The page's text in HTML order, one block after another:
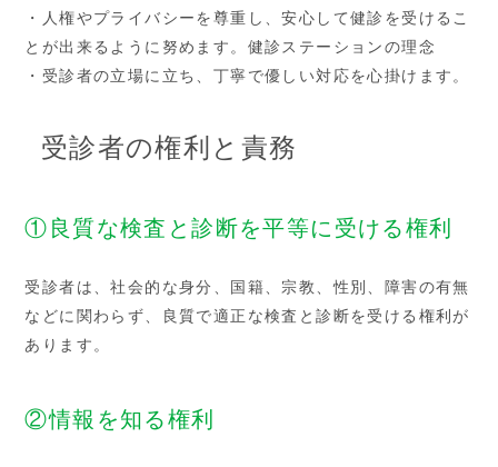
・人権やプライバシーを尊重し、安心して健診を受けるこ
とが出来るように努めます。健診ステーションの理念
・受診者の立場に立ち、丁寧で優しい対応を心掛けます。
受診者の権利と責務
①良質な検査と診断を平等に受ける権利
受診者は、社会的な身分、国籍、宗教、性別、障害の有無
などに関わらず、良質で適正な検査と診断を受ける権利が
あります。
②情報を知る権利